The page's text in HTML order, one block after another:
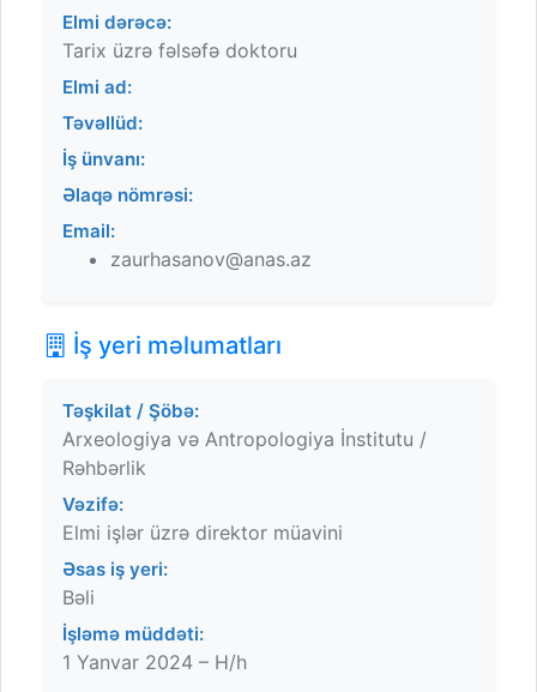
Elmi dərəcə:
Tarix üzrə fəlsəfə doktoru
Elmi ad:
Təvəllüd:
İş ünvanı:
Əlaqə nömrəsi:
Email:
zaurhasanov@anas.az
İş yeri məlumatları
Təşkilat / Şöbə:
Arxeologiya və Antropologiya İnstitutu /
Rəhbərlik
Vəzifə:
Elmi işlər üzrə direktor müavini
Əsas iş yeri:
Bəli
İşləmə müddəti:
1 Yanvar 2024 – H/h